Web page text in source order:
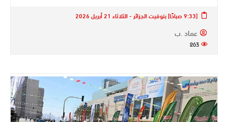
[9:33 صباحًا] بتوقيت الجزائر - الثلاثاء 21 أبريل 2026
عماد .ب
263